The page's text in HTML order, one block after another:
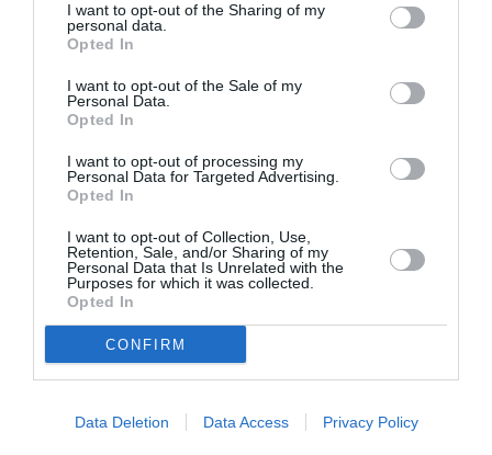
I want to opt-out of the Sharing of my
personal data.
Opted In
I want to opt-out of the Sale of my
Personal Data.
Opted In
I want to opt-out of processing my
Personal Data for Targeted Advertising.
Opted In
I want to opt-out of Collection, Use,
Retention, Sale, and/or Sharing of my
Personal Data that Is Unrelated with the
Purposes for which it was collected.
Opted In
CONFIRM
Data Deletion Data Access Privacy Policy
Η μακρά λίστα με
τις υποψηφιότητες
Booker 2026
Έκθεση Βιβλίου
«Παρεμποδίζοντας
την αποστασία,
Ιουλιανά 1965»:
βιβλίου στο
Σκοτάδι:
βιβλίου στα Public